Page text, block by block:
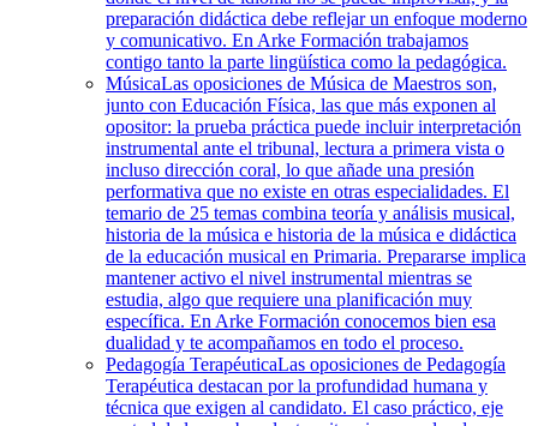
preparación didáctica debe reflejar un enfoque moderno
y comunicativo. En Arke Formación trabajamos
contigo tanto la parte lingüística como la pedagógica.
MúsicaLas oposiciones de Música de Maestros son,
junto con Educación Física, las que más exponen al
opositor: la prueba práctica puede incluir interpretación
instrumental ante el tribunal, lectura a primera vista o
incluso dirección coral, lo que añade una presión
performativa que no existe en otras especialidades. El
temario de 25 temas combina teoría y análisis musical,
historia de la música e historia de la música e didáctica
de la educación musical en Primaria. Prepararse implica
mantener activo el nivel instrumental mientras se
estudia, algo que requiere una planificación muy
específica. En Arke Formación conocemos bien esa
dualidad y te acompañamos en todo el proceso.
Pedagogía TerapéuticaLas oposiciones de Pedagogía
Terapéutica destacan por la profundidad humana y
técnica que exigen al candidato. El caso práctico, eje